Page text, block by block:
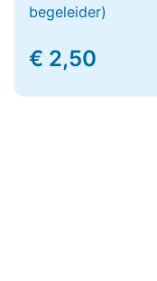
begeleider)
€ 2,50